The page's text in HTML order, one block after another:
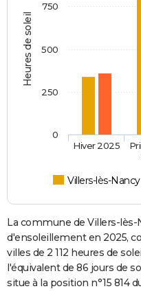
Heures de soleil
Villers-lès-Nancy
Hiver 2025
0
250
500
750
La commune de Villers-lès-
d'ensoleillement en 2025,
villes de 2 112 heures de
l'équivalent de 86 jours de
situe à la position n°15 814